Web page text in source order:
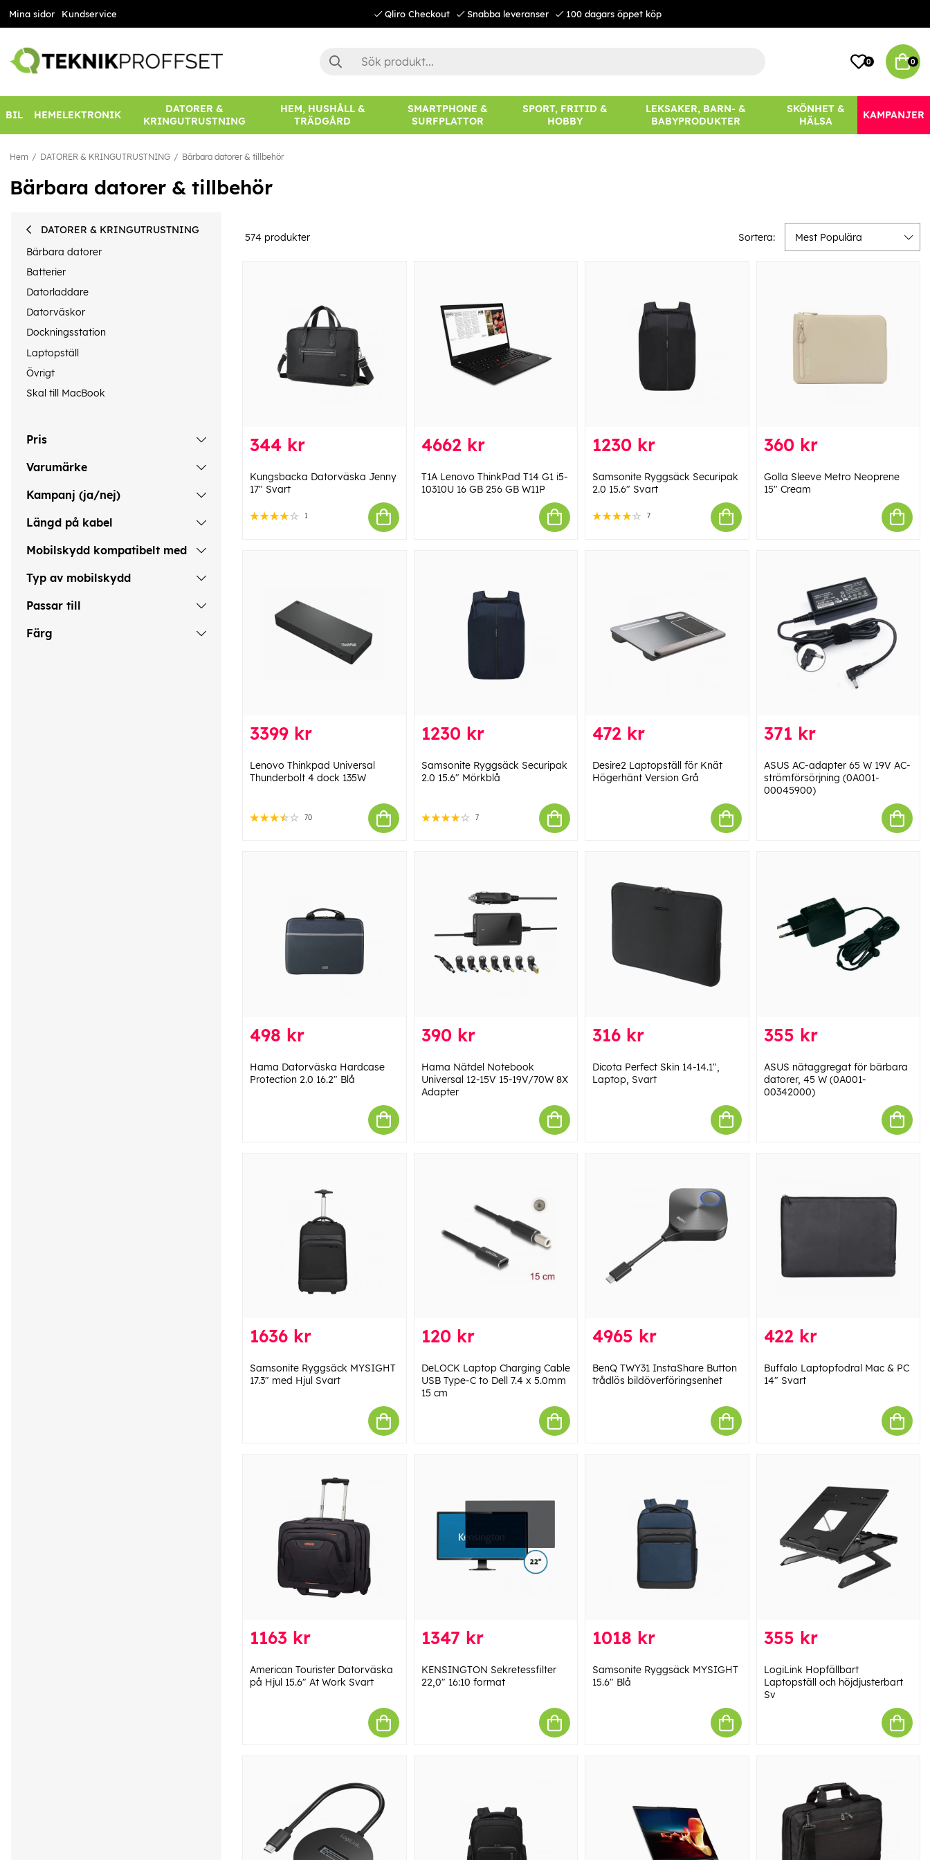
Mina sidor Kundservice Qliro Checkout Snabba leveranser 100 dagars öppet köp
0 0
BIL HEMELEKTRONIK
DATORER &
KRINGUTRUSTNING
HEM, HUSHÅLL &
TRÄDGÅRD
SMARTPHONE &
SURFPLATTOR
SPORT, FRITID &
HOBBY
LEKSAKER, BARN- &
BABYPRODUKTER
SKÖNHET &
HÄLSA
KAMPANJER
Hem DATORER & KRINGUTRUSTNING Bärbara datorer & tillbehör
Bärbara datorer & tillbehör
DATORER & KRINGUTRUSTNING
Bärbara datorer
Batterier
Datorladdare
Datorväskor
Dockningsstation
Laptopställ
Övrigt
Skal till MacBook
Pris
Varumärke
Kampanj (ja/nej)
Längd på kabel
Mobilskydd kompatibelt med
Typ av mobilskydd
Passar till
Färg
574 produkter Sortera: Mest Populära
344 kr
Kungsbacka Datorväska Jenny
17" Svart
1
4662 kr
T1A Lenovo ThinkPad T14 G1 i5-
10310U 16 GB 256 GB W11P
1230 kr
Samsonite Ryggsäck Securipak
2.0 15.6" Svart
7
360 kr
Golla Sleeve Metro Neoprene
15" Cream
3399 kr
Lenovo Thinkpad Universal
Thunderbolt 4 dock 135W
70
1230 kr
Samsonite Ryggsäck Securipak
2.0 15.6" Mörkblå
7
472 kr
Desire2 Laptopställ för Knät
Högerhänt Version Grå
371 kr
ASUS AC-adapter 65 W 19V AC-
strömförsörjning (0A001-
00045900)
498 kr
Hama Datorväska Hardcase
Protection 2.0 16.2" Blå
390 kr
Hama Nätdel Notebook
Universal 12-15V 15-19V/70W 8X
Adapter
316 kr
Dicota Perfect Skin 14-14.1",
Laptop, Svart
355 kr
ASUS nätaggregat för bärbara
datorer, 45 W (0A001-
00342000)
1636 kr
Samsonite Ryggsäck MYSIGHT
17.3" med Hjul Svart
120 kr
DeLOCK Laptop Charging Cable
USB Type-C to Dell 7.4 x 5.0mm
15 cm
4965 kr
BenQ TWY31 InstaShare Button
trådlös bildöverföringsenhet
422 kr
Buffalo Laptopfodral Mac & PC
14" Svart
1163 kr
American Tourister Datorväska
på Hjul 15.6" At Work Svart
1347 kr
KENSINGTON Sekretessfilter
22,0" 16:10 format
1018 kr
Samsonite Ryggsäck MYSIGHT
15.6" Blå
355 kr
LogiLink Hopfällbart
Laptopställ och höjdjusterbart
Sv